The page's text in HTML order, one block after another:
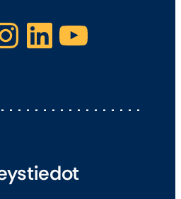
Instagram LinkedIn YouTube